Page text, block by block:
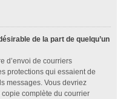
de la part de quelqu’un
d’envoi de courriers
protections qui essaient de
messages. Vous devriez
complète du courrier